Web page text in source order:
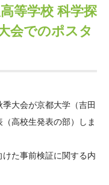
デジタルブック
団40年史
団レポート
型研究助成
るご質問
イページ
等学校 科学探
会でのポスタ
大会が京都大学（吉田
高校生発表の部）しま
た事前検証に関する内